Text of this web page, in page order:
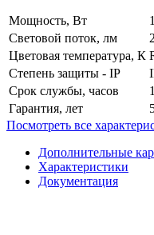
Мощность, Вт
Световой поток, лм
Цветовая температура, К
Степень защиты - IP
Срок службы, часов
Гарантия, лет
Посмотреть все
Дополнительные
Характеристики
Документация